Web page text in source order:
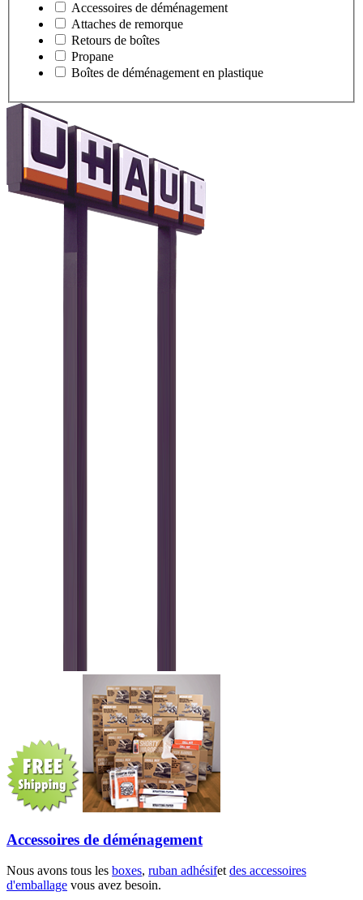
Accessoires de déménagement
Attaches de remorque
Retours de boîtes
Propane
Boîtes de déménagement en plastique
Accessoires de déménagement
Nous avons tous les boxes, ruban adhésifetdes accessoires
d'emballage vous avez besoin.